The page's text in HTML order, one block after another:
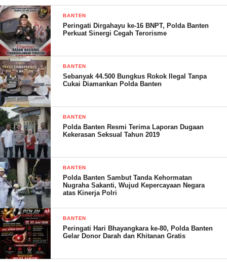
Dengan semangat kebersamaan dan gotong royong, Polres
Tanggamus siap menyambut Hari Bhayangkara ke-78 dengan
berbagai kegiatan positif yang bermanfaat bagi lingkungan dan
masyarakat.
“Kami berharap dengan adanya kegiatan bersih-bersih asrama
ini, tidak hanya menciptakan lingkungan yang bersih dan sehat,
tetapi juga mempererat kebersamaan dan kekompakan di antara
anggota Polres Tanggamus,” tandasnya.
Sola.(RG)
BANTEN
Peringati Dirgahayu ke-16 BNPT, Polda Banten
Perkuat Sinergi Cegah Terorisme
BANTEN
Sebanyak 44.500 Bungkus Rokok Ilegal Tanpa
Cukai Diamankan Polda Banten
BANTEN
Polda Banten Resmi Terima Laporan Dugaan
Kekerasan Seksual Tahun 2019
BANTEN
Polda Banten Sambut Tanda Kehormatan
Nugraha Sakanti, Wujud Kepercayaan Negara
atas Kinerja Polri
BANTEN
Peringati Hari Bhayangkara ke-80, Polda Banten
Gelar Donor Darah dan Khitanan Gratis